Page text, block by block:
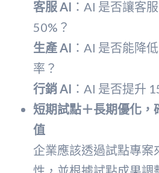
客服 AI ：AI 是否讓客
50%？
生產 AI ：AI 是否能降
率？
行銷 AI ：AI 是否提升
短期試點＋長期優化，
值
企業應該透過試點專案